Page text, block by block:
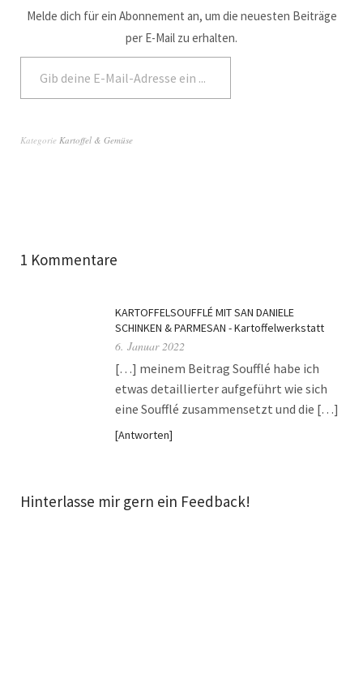
Melde dich für ein Abonnement an, um die neuesten Beiträge
per E-Mail zu erhalten.
Kategorie Kartoffel & Gemüse
1 Kommentare
KARTOFFELSOUFFLÉ MIT SAN DANIELE
SCHINKEN & PARMESAN - Kartoffelwerkstatt
6. Januar 2022
[…] meinem Beitrag Soufflé habe ich
etwas detaillierter aufgeführt wie sich
eine Soufflé zusammensetzt und die […]
Antworten
Hinterlasse mir gern ein Feedback!